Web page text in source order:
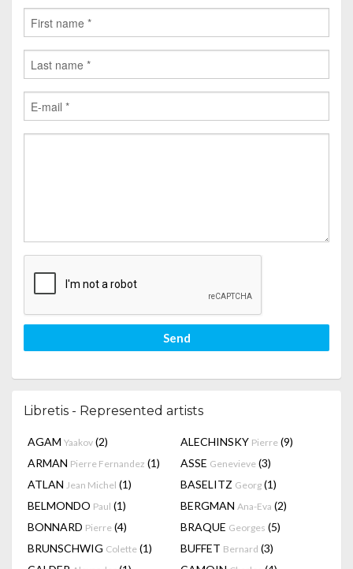
Send
Libretis - Represented artists
AGAM Yaakov (2) ALECHINSKY Pierre (9)
ARMAN Pierre Fernandez (1) ASSE Genevieve (3)
ATLAN Jean Michel (1) BASELITZ Georg (1)
BELMONDO Paul (1) BERGMAN Ana-Eva (2)
BONNARD Pierre (4) BRAQUE Georges (5)
BRUNSCHWIG Colette (1) BUFFET Bernard (3)